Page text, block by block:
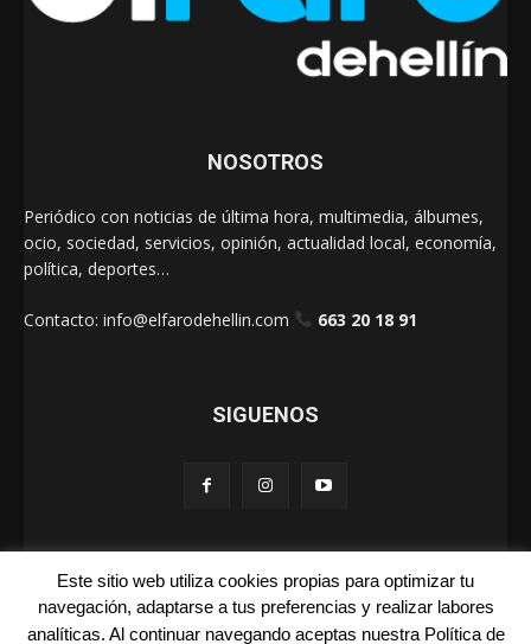
NOSOTROS
Periódico con noticias de última hora, multimedia, álbumes,
ocio, sociedad, servicios, opinión, actualidad local, economía,
política, deportes…
Contacto: info@elfarodehellin.com 663 20 18 91
SIGUENOS
El Faro de Hellín 2025
Este sitio web utiliza cookies propias para optimizar tu
navegación, adaptarse a tus preferencias y realizar labores
analíticas. Al continuar navegando aceptas nuestra Política de